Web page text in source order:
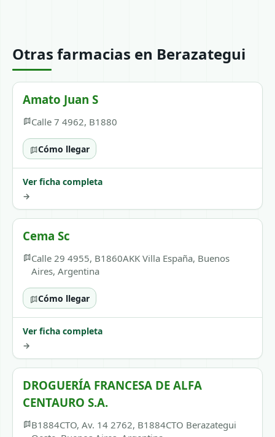
Otras farmacias en Berazategui
Amato Juan S
Calle 7 4962, B1880
Cómo llegar
Ver ficha completa
→
Cema Sc
Calle 29 4955, B1860AKK Villa España, Buenos
Aires, Argentina
Cómo llegar
Ver ficha completa
→
DROGUERÍA FRANCESA DE ALFA
CENTAURO S.A.
B1884CTO, Av. 14 2762, B1884CTO Berazategui